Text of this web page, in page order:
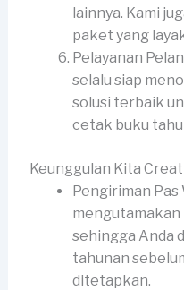
lainnya. Kami
paket yang
Pelayanan
selalu siap
solusi terbaik
cetak buku
Keunggulan Kita
Pengiriman Pas
sehingga Anda
tahunan
ditetapkan.